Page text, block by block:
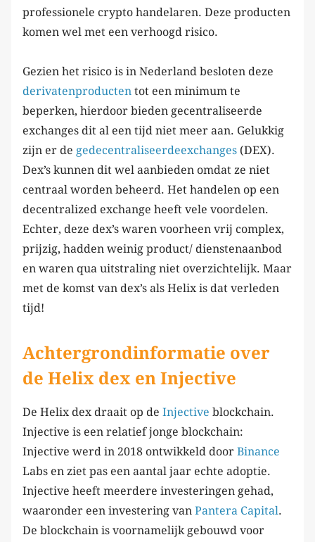
professionele crypto handelaren. Deze producten
komen wel met een verhoogd risico.
Gezien het risico is in Nederland besloten deze
derivatenproducten tot een minimum te
beperken, hierdoor bieden gecentraliseerde
exchanges dit al een tijd niet meer aan. Gelukkig
zijn er de gedecentraliseerdeexchanges (DEX).
Dex’s kunnen dit wel aanbieden omdat ze niet
centraal worden beheerd. Het handelen op een
decentralized exchange heeft vele voordelen.
Echter, deze dex’s waren voorheen vrij complex,
prijzig, hadden weinig product/ dienstenaanbod
en waren qua uitstraling niet overzichtelijk. Maar
met de komst van dex’s als Helix is dat verleden
tijd!
Achtergrondinformatie over
de Helix dex en Injective
De Helix dex draait op de Injective blockchain.
Injective is een relatief jonge blockchain:
Injective werd in 2018 ontwikkeld door Binance
Labs en ziet pas een aantal jaar echte adoptie.
Injective heeft meerdere investeringen gehad,
waaronder een investering van Pantera Capital.
De blockchain is voornamelijk gebouwd voor